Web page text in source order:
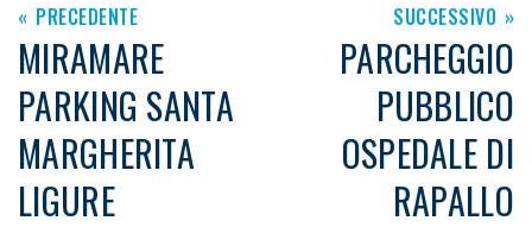
PRECEDENTE
MIRAMARE
PARKING SANTA
MARGHERITA
LIGURE
SUCCESSIVO
PARCHEGGIO
PUBBLICO
OSPEDALE DI
RAPALLO